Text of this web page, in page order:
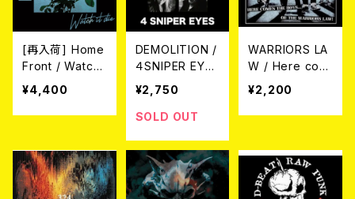
[再入荷] Home
Front / Watch
It Die (LP)
¥4,400
DEMOLITION /
４SNIPER EYES
CD
¥2,750
SOLD OUT
WARRIORS LA
W / Here com
e the boys ….
Oi! the Warrior
s Law (CD)
¥2,200